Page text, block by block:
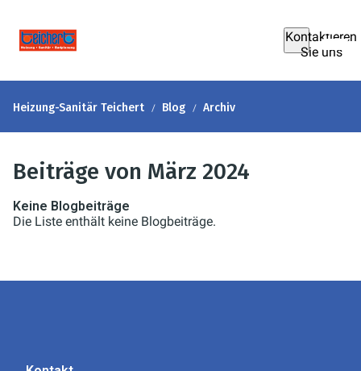
Kontaktieren
Sie uns
Heizung-Sanitär Teichert Blog Archiv
Beiträge von März 2024
Keine Blogbeiträge
Die Liste enthält keine Blogbeiträge.